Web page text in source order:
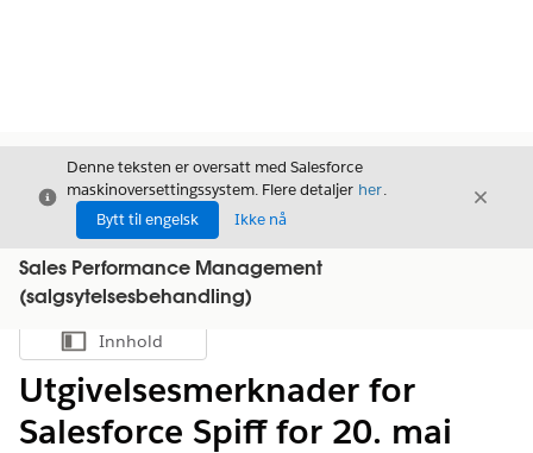
Avslutt
Denne teksten er oversatt med Salesforce
maskinoversettingssystem. Flere detaljer her.
Bytt til engelsk
Ikke nå
Avslutt
Sales Performance Management
(salgsytelsesbehandling)
Vis innholdsfortegnelse
Innhold
Utgivelsesmerknader for
Salesforce Spiff for 20. mai